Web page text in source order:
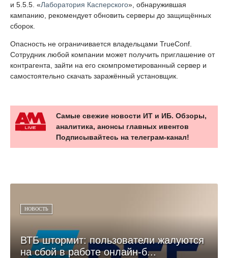
и 5.5.5. «Лаборатория Касперского», обнаружившая
кампанию, рекомендует обновить серверы до защищённых
сборок.
Опасность не ограничивается владельцами TrueConf.
Сотрудник любой компании может получить приглашение от
контрагента, зайти на его скомпрометированный сервер и
самостоятельно скачать заражённый установщик.
Самые свежие новости ИТ и ИБ. Обзоры,
аналитика, анонсы главных ивентов
Подписывайтесь на телеграм-канал!
НОВОСТЬ
ВТБ штормит: пользователи жалуются
на сбой в работе онлайн-б...